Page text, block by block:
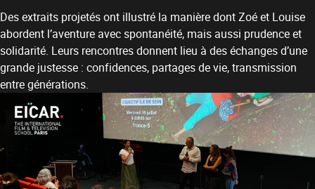
Des extraits projetés ont illustré la manière dont Zoé et Louise
abordent l’aventure avec spontanéité, mais aussi prudence et
solidarité. Leurs rencontres donnent lieu à des échanges d’une
grande justesse : confidences, partages de vie, transmission
entre générations.